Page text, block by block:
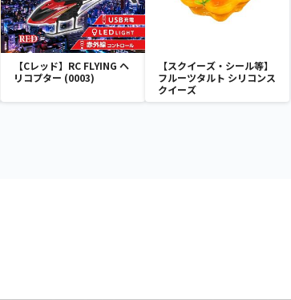
【Cレッド】RC FLYING ヘ
リコプター (0003)
【スクイーズ・シール等】
フルーツタルト シリコンス
クイーズ